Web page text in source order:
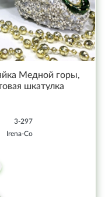
Медной горы,
шкатулка
3-297
Irena-Co